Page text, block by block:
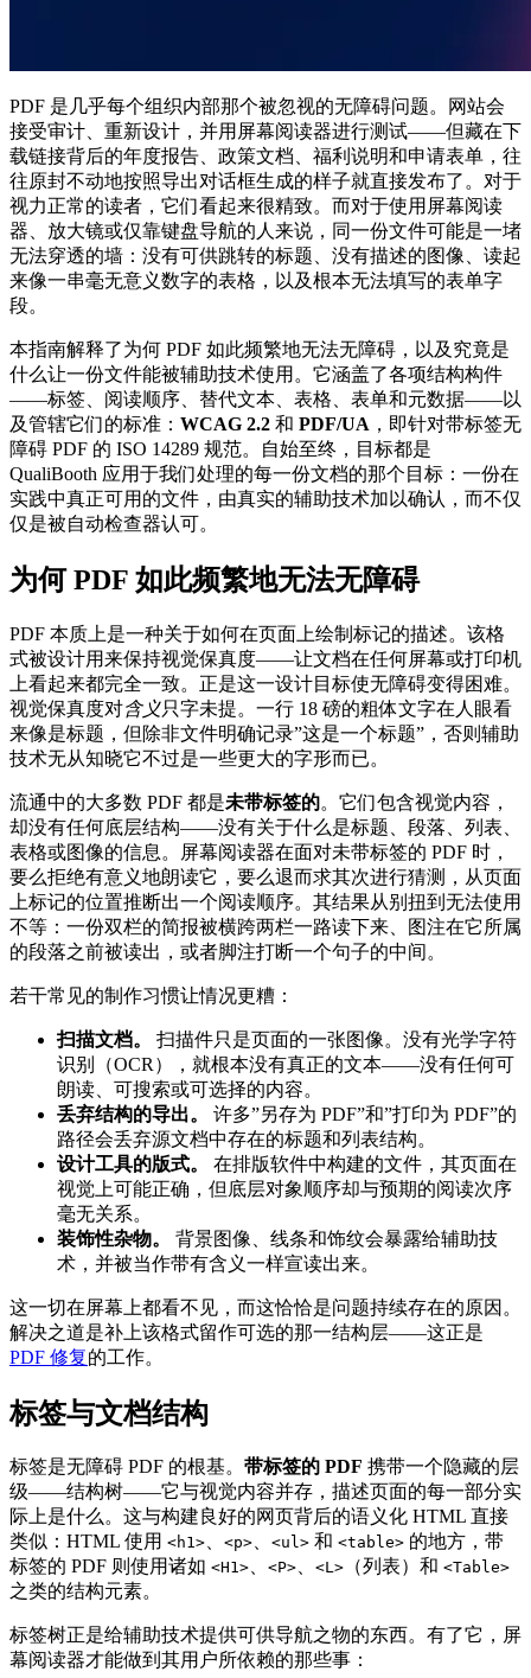
PDF 是几乎每个组织内部那个被忽视的无障碍问题。网站会
接受审计、重新设计，并用屏幕阅读器进行测试——但藏在下
载链接背后的年度报告、政策文档、福利说明和申请表单，往
往原封不动地按照导出对话框生成的样子就直接发布了。对于
视力正常的读者，它们看起来很精致。而对于使用屏幕阅读
器、放大镜或仅靠键盘导航的人来说，同一份文件可能是一堵
无法穿透的墙：没有可供跳转的标题、没有描述的图像、读起
来像一串毫无意义数字的表格，以及根本无法填写的表单字
段。
本指南解释了为何 PDF 如此频繁地无法无障碍，以及究竟是
什么让一份文件能被辅助技术使用。它涵盖了各项结构构件
——标签、阅读顺序、替代文本、表格、表单和元数据——以
及管辖它们的标准： WCAG 2.2 和 PDF/UA ，即针对带标签无
障碍 PDF 的 ISO 14289 规范。自始至终，目标都是
QualiBooth 应用于我们处理的每一份文档的那个目标：一份在
实践中真正可用的文件，由真实的辅助技术加以确认，而不仅
仅是被自动检查器认可。
为何 PDF 如此频繁地无法无障碍
PDF 本质上是一种关于如何在页面上绘制标记的描述。该格
式被设计用来保持视觉保真度——让文档在任何屏幕或打印机
上看起来都完全一致。正是这一设计目标使无障碍变得困难。
视觉保真度对含义只字未提。一行 18 磅的粗体文字在人眼看
来像是标题，但除非文件明确记录”这是一个标题”，否则辅助
技术无从知晓它不过是一些更大的字形而已。
流通中的大多数 PDF 都是未带标签的。它们包含视觉内容，
却没有任何底层结构——没有关于什么是标题、段落、列表、
表格或图像的信息。屏幕阅读器在面对未带标签的 PDF 时，
要么拒绝有意义地朗读它，要么退而求其次进行猜测，从页面
上标记的位置推断出一个阅读顺序。其结果从别扭到无法使用
不等：一份双栏的简报被横跨两栏一路读下来、图注在它所属
的段落之前被读出，或者脚注打断一个句子的中间。
若干常见的制作习惯让情况更糟：
扫描文档。
扫描件只是页面的一张图像。没有光学字符
识别（OCR），就根本没有真正的文本——没有任何可
朗读、可搜索或可选择的内容。
丢弃结构的导出。
许多”另存为 PDF”和”打印为 PDF”的
路径会丢弃源文档中存在的标题和列表结构。
设计工具的版式。
在排版软件中构建的文件，其页面在
视觉上可能正确，但底层对象顺序却与预期的阅读次序
毫无关系。
装饰性杂物。
背景图像、线条和饰纹会暴露给辅助技
术，并被当作带有含义一样宣读出来。
这一切在屏幕上都看不见，而这恰恰是问题持续存在的原因。
解决之道是补上该格式留作可选的那一结构层——这正是
PDF 修复的工作。
标签与文档结构
标签是无障碍 PDF 的根基。 带标签的 PDF 携带一个隐藏的层
级——结构树——它与视觉内容并存，描述页面的每一部分实
际上是什么。这与构建良好的网页背后的语义化 HTML 直接
类似：HTML 使用 <h1>、 <p>、 <ul> 和 <table> 的地方，带
标签的 PDF 则使用诸如 <H1>、 <P>、 <L> （列表）和 <Table>
之类的结构元素。
标签树正是给辅助技术提供可供导航之物的东西。有了它，屏
幕阅读器才能做到其用户所依赖的那些事：